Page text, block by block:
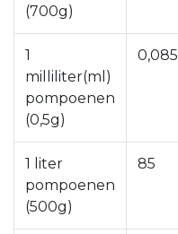
(700g)
1
milliliter(ml)
pompoenen
(0,5g)
0,085
1 liter
pompoenen
(500g)
85